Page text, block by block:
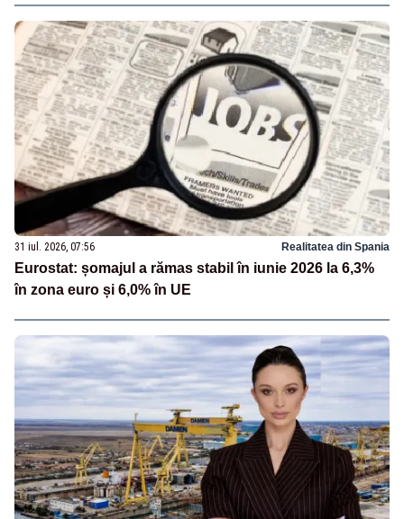
31 iul. 2026, 07:56 Realitatea din Spania
Eurostat: șomajul a rămas stabil în iunie 2026 la 6,3%
în zona euro și 6,0% în UE